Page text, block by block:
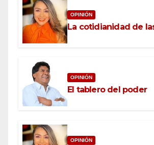
OPINIÓN
La cotidianidad de
OPINIÓN
El tablero del poder
OPINIÓN